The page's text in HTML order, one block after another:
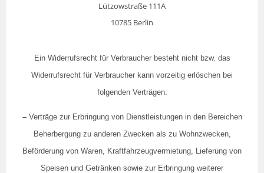
Lützowstraße 111A
10785 Berlin
Ein Widerrufsrecht für Verbraucher besteht nicht bzw. das
Widerrufsrecht für Verbraucher kann vorzeitig erlöschen bei
folgenden Verträgen:
–Verträge zur Erbringung von Dienstleistungen in den Bereichen
Beherbergung zu anderen Zwecken als zu Wohnzwecken,
Beförderung von Waren, Kraftfahrzeugvermietung, Lieferung von
Speisen und Getränken sowie zur Erbringung weiterer